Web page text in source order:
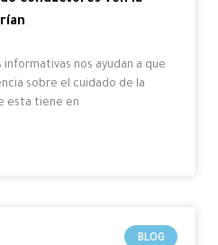
informativas nos ayudan a que
sobre el cuidado de la
esta tiene en
BLOG